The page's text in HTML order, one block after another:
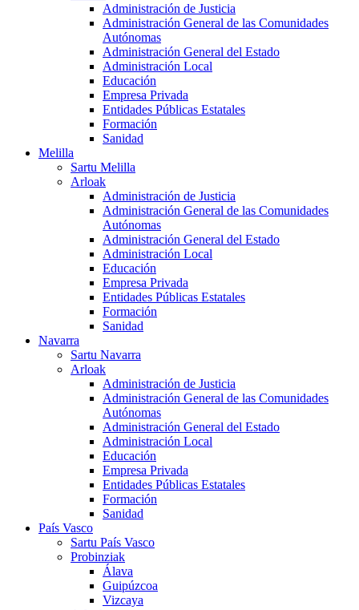
Administración de Justicia
Administración General de las Comunidades
Autónomas
Administración General del Estado
Administración Local
Educación
Empresa Privada
Entidades Públicas Estatales
Formación
Sanidad
Melilla
Sartu Melilla
Arloak
Administración de Justicia
Administración General de las Comunidades
Autónomas
Administración General del Estado
Administración Local
Educación
Empresa Privada
Entidades Públicas Estatales
Formación
Sanidad
Navarra
Sartu Navarra
Arloak
Administración de Justicia
Administración General de las Comunidades
Autónomas
Administración General del Estado
Administración Local
Educación
Empresa Privada
Entidades Públicas Estatales
Formación
Sanidad
País Vasco
Sartu País Vasco
Probinziak
Álava
Guipúzcoa
Vizcaya